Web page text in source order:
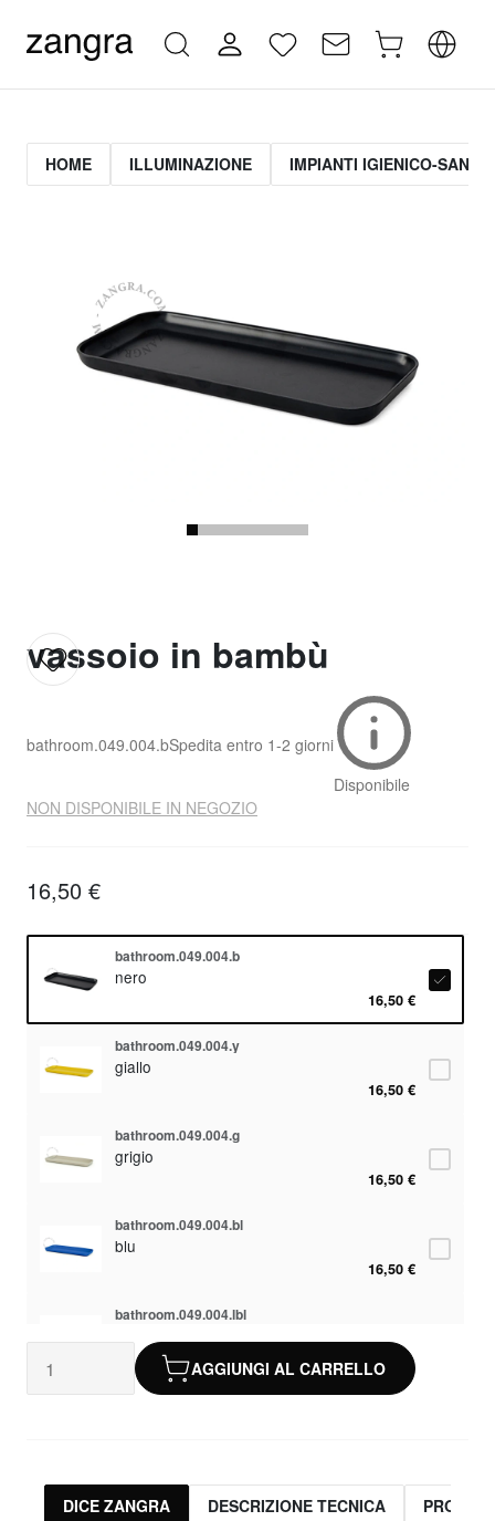
HOME ILLUMINAZIONE IMPIANTI IGIENICO-
vassoio in bambù
bathroom.049.004.bSpedita entro 1-2 giorni
Disponibile
NON DISPONIBILE IN NEGOZIO
16,50 €
bathroom.049.004.b
nero
16,50 €
bathroom.049.004.y
giallo
16,50 €
bathroom.049.004.g
grigio
16,50 €
bathroom.049.004.bl
blu
16,50 €
bathroom.049.004.lbl
16,50 €
AGGIUNGI AL CARRELLO
DICE ZANGRA DESCRIZIONE TECNICA